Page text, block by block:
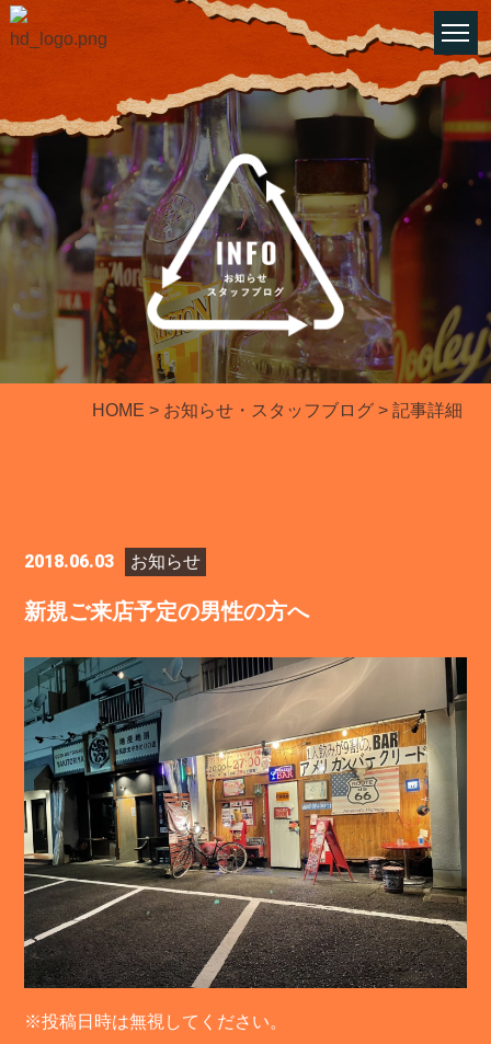
HOME > お知らせ・スタッフブログ​​​​​​​ > 記事詳細
2018.06.03 お知らせ
新規ご来店予定の男性の方へ
※投稿日時は無視してください。